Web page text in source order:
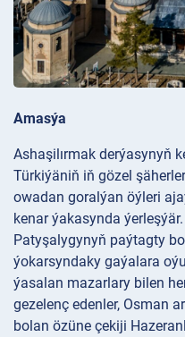
Amasýa
Ashaşilırmak derýasynyň
Türkiýäniň iň gözel
owadan goralýan öýleri
kenar ýakasynda
Patyşalygynyň paýtagty
ýokarsyndaky gaýalara
ýasalan mazarlary bilen
gezelenç edenler, Osman
bolan özüne çekiji